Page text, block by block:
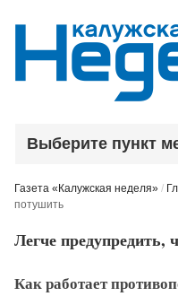
Выберите пункт
Газета «Калужская неделя» /
потушить
Легче предупредить,
Как работает